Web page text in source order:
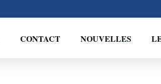
CONTACT NOUVELLES